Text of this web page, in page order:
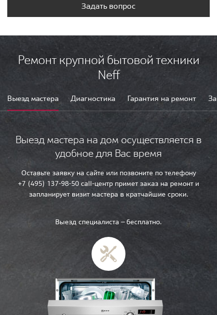
Задать вопрос
Ремонт крупной бытовой техники
Neff
Выезд мастера Диагностика Гарантия на ремонт
Выезд мастера на дом осуществляется в
удобное для Вас время
Оставьте заявку на сайте или позвоните по телефону
+7 (495) 137-98-50 call-центр примет заказ на ремонт и
запланирует визит мастера в кратчайшие сроки.
Выезд специалиста — бесплатно.